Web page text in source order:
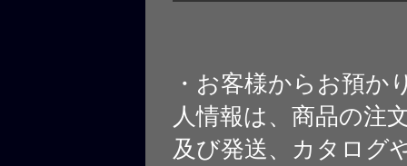
・お客様からお預か
人情報は、商品の注
及び発送、カタログ